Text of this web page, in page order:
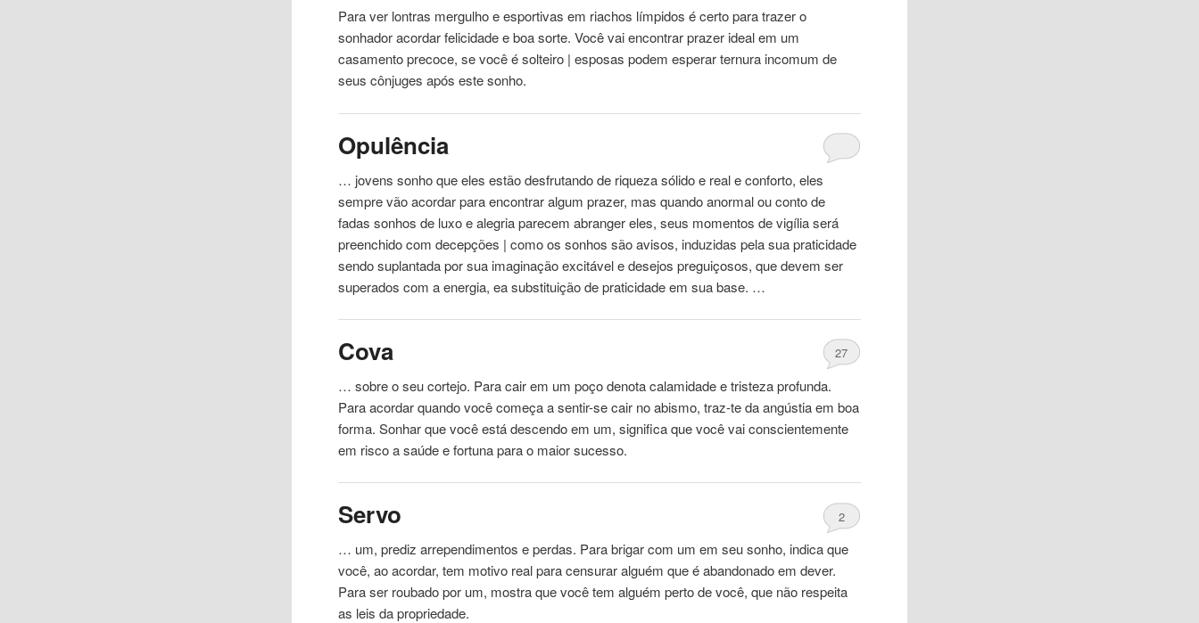
Para ver lontras mergulho e esportivas em riachos límpidos é certo para trazer o
sonhadoracordarfelicidade e boa sorte. Você vai encontrar prazer ideal em um
casamento precoce, se você é solteiro | esposas podem esperar ternura incomum de
seus cônjuges após este sonho.
Opulência
… jovens sonho que eles estão desfrutando de riqueza sólido e real e conforto, eles
sempre vãoacordarpara encontrar algum prazer, mas quando anormal ou conto de
fadas sonhos de luxo e alegria parecem abranger eles, seus momentos de vigília será
preenchido com decepções | como os sonhos são avisos, induzidas pela sua praticidade
sendo suplantada por sua imaginação excitável e desejos preguiçosos, que devem ser
superados com a energia, ea substituição de praticidade em sua base. …
Cova 27
… sobre o seu cortejo. Para cair em um poço denota calamidade e tristeza profunda.
Paraacordarquando você começa a sentir-se cair no abismo, traz-te da angústia em boa
forma. Sonhar que você está descendo em um, significa que você vai conscientemente
em risco a saúde e fortuna para o maior sucesso.
Servo 2
… um, prediz arrependimentos e perdas. Para brigar com um em seu sonho, indica que
você, aoacordar, tem motivo real para censurar alguém que é abandonado em dever.
Para ser roubado por um, mostra que você tem alguém perto de você, que não respeita
as leis da propriedade.